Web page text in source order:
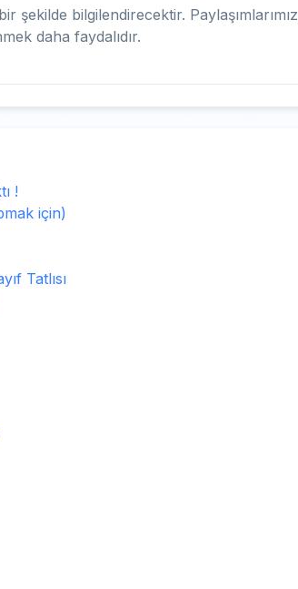
şekilde bilgilendirecektir. Paylaşımlarımız
daha faydalıdır.
!
için)
Tatlısı